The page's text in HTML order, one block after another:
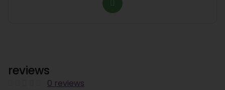
reviews
0 reviews